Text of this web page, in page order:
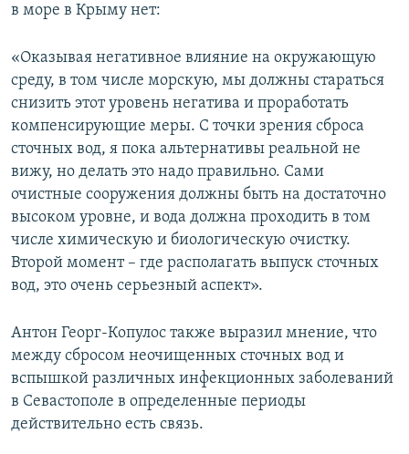
в море в Крыму нет:
«Оказывая негативное влияние на окружающую
среду, в том числе морскую, мы должны стараться
снизить этот уровень негатива и проработать
компенсирующие меры. С точки зрения сброса
сточных вод, я пока альтернативы реальной не
вижу, но делать это надо правильно. Сами
очистные сооружения должны быть на достаточно
высоком уровне, и вода должна проходить в том
числе химическую и биологическую очистку.
Второй момент – где располагать выпуск сточных
вод, это очень серьезный аспект».
Антон Георг-Копулос также выразил мнение, что
между сбросом неочищенных сточных вод и
вспышкой различных инфекционных заболеваний
в Севастополе в определенные периоды
действительно есть связь.